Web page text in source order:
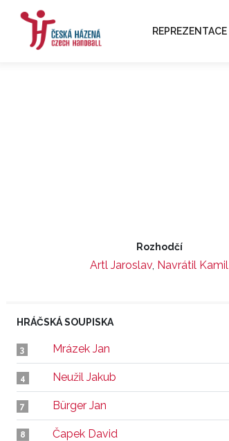
REPREZENTACE
Rozhodčí
Artl Jaroslav, Navrátil Kamil
HRÁČSKÁ SOUPISKA
3 Mrázek Jan
4 Neužil Jakub
7 Bürger Jan
8 Čapek David